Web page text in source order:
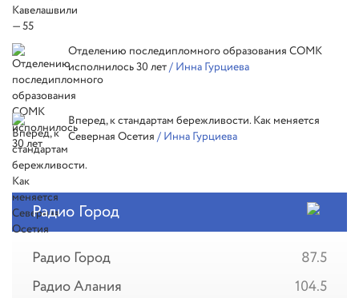
Отделению последипломного образования СОМК
исполнилось 30 лет/ Инна Гурциева
Вперед, к стандартам бережливости. Как меняется
Северная Осетия / Инна Гурциева
Радио Город
Радио Город
87.5
Радио Алания
104.5